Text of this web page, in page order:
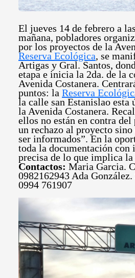
El jueves 14 de febrero a
mañana, pobladores
por los proyectos de la
Reserva Ecológica, se
Artigas y Gral. Santos,
etapa e inicia la 2da. de la
Avenida Costanera.
puntos: la Reserva
la calle san Estanislao esta
la Avenida Costanera.
ellos no están en contra del
un rechazo al proyecto sino
ser informados”. En la
toda la documentación con
precisa de lo que implica la
Contactos: Maria Garcia.
0982162943 Ada González.
0994 761907